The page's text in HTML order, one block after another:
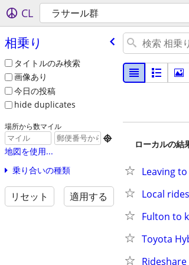
CL ラサール群
相乗り
タイトルのみ検索
画像あり
今日の投稿
hide duplicates
場所から数マイル

地図を使用...
乗り合いの種類
リセット 適用する
ローカルの結
Leaving
Local rides
Fulton to
Toyota
Rideshare